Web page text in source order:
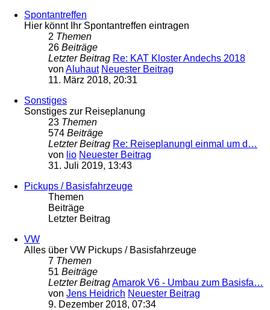
Spontantreffen
Hier könnt Ihr Spontantreffen eintragen
2 Themen
26 Beiträge
Letzter Beitrag Re: KAT Kloster Andechs 2018
von Aluhaut Neuester Beitrag
11. März 2018, 20:31
Sonstiges
Sonstiges zur Reiseplanung
23 Themen
574 Beiträge
Letzter Beitrag Re: Reiseplanungl einmal um d…
von lio Neuester Beitrag
31. Juli 2019, 13:43
Pickups / Basisfahrzeuge
Themen
Beiträge
Letzter Beitrag
VW
Alles über VW Pickups / Basisfahrzeuge
7 Themen
51 Beiträge
Letzter BeitragAmarok V6 - Umbau zum Basisfa…
von Jens Heidrich Neuester Beitrag
9. Dezember 2018, 07:34